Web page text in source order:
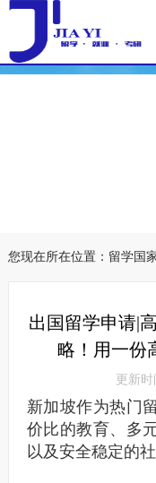
您现在所在位置： 留学国
出国留学申请|
略！用一份
更新时
新加坡作为热门
价比的教育、多
以及安全稳定的